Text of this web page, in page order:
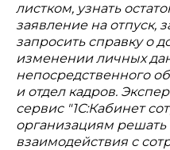
листком, узнать
заявление на отпуск,
запросить справку о
изменении личных
непосредственного
и отдел кадров.
сервис "1С:Кабинет
организациям
взаимодействия с